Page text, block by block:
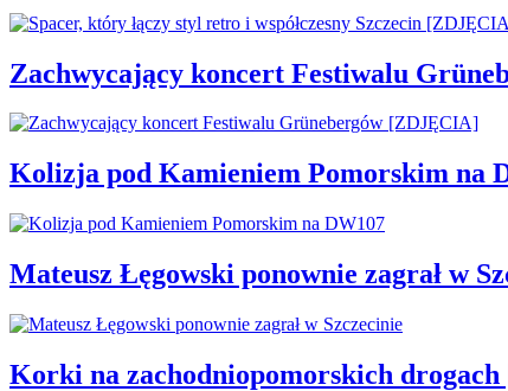
Zachwycający koncert Festiwalu
Kolizja pod Kamieniem Pomorskim na
Mateusz Łęgowski ponownie zagrał w
Korki na zachodniopomorskich